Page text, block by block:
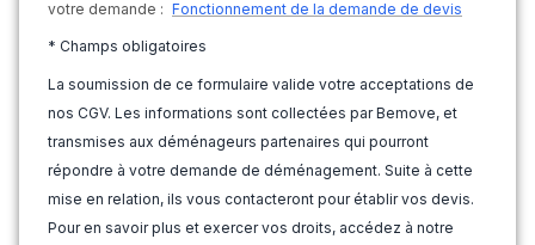
votre demande : Fonctionnement de la demande de devis
* Champs obligatoires
La soumission de ce formulaire valide votre acceptations de
nos CGV. Les informations sont collectées par Bemove, et
transmises aux déménageurs partenaires qui pourront
répondre à votre demande de déménagement. Suite à cette
mise en relation, ils vous contacteront pour établir vos devis.
Pour en savoir plus et exercer vos droits, accédez à notre